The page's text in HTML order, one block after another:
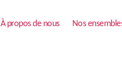
À propos de nous Nos